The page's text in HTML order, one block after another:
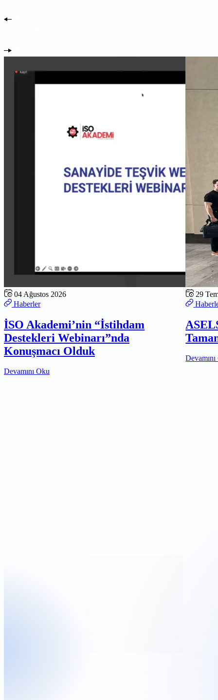
04 Ağustos 2026
Haberler
İSO Akademi’nin “İstihdam
Destekleri Webinarı”nda
Konuşmacı Olduk
Devamını Oku
29